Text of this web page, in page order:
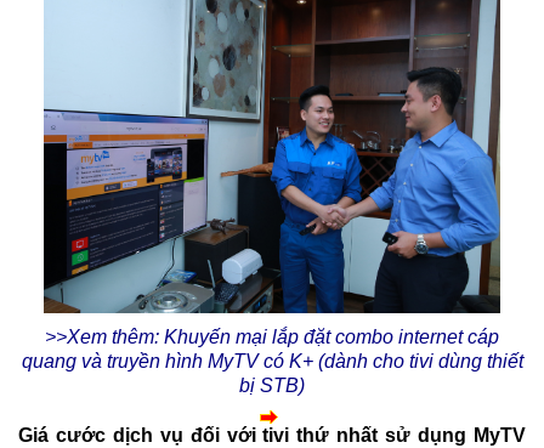
>>Xem thêm: Khuyến mại lắp đặt combo internet cáp
quang và truyền hình MyTV có K+(dành cho tivi dùng thiết
bị STB)
Giá cước dịch vụ đối với tivi thứ nhất sử dụng MyTV